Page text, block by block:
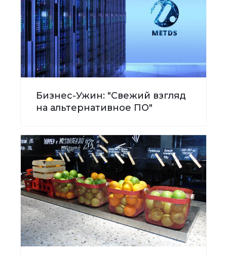
Бизнес-Ужин: "Свежий взгляд
на альтернативное ПО"